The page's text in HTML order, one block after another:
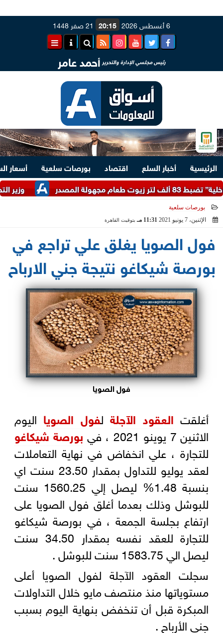
6 أغسطس 2026 20:15 21 صفر 1448
رئيس مجلسي الإدارة والتحرير أحمد عامر
الرئيسية أخبار السلع اقتصاد بورصات سلعية
أسعار
وزير التخطيط: تراجع
المصدر
بورصات سلعية
الإثنين، 7 يونيو 2021
11:31 مـ بتوقيت القاهرة
فول الصويا يغلق علي تراجع في
بورصة شيكاغو نتيجة جني الارباح
فول الصويا
أغلقت العقود الآجلةلفول الصويا اليوم
الاثنين 7 يوينو 2021 ، في
بورصة شيكاغو
للتجارة ، علي انخفاض في نهاية التعاملات
لعقد يوليو للتداول بمقدار 23.50 سنت اي
بنسبة 1.48% ليصل إلي 1560.25 سنت
للبوشل وذلك بعدما أغلق فول الصويا على
ارتفاع بجلسة الجمعة ، في بورصة شيكاغو
للتجارة للعقد نفسه بمقدار 34.50 سنت
ليصل الي 1583.75 سنت للبوشل .
سجلت العقود الآجلة لفول الصويا أعلى
مستوياتها منذ منتصف مايو خلال التداولات
المبكرة قبل أن تنخفض بنهاية اليوم بسبب
جني الأرباح .